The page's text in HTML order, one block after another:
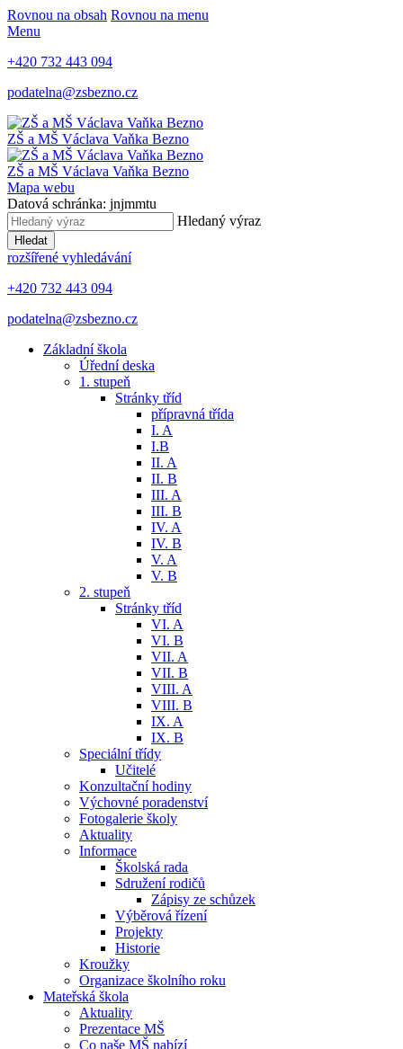
Rovnou na obsah Rovnou na menu
Menu
+420 732 443 094
podatelna@zsbezno.cz
ZŠ a MŠ Václava Vaňka Bezno
ZŠ a MŠ Václava Vaňka Bezno
Mapa webu
Datová schránka: jnjmmtu
Hledaný výraz
Hledat
rozšířené vyhledávání
+420 732 443 094
podatelna@zsbezno.cz
Základní škola
Úřední deska
1. stupeň
Stránky tříd
přípravná třída
I. A
I.B
II. A
II. B
III. A
III. B
IV. A
IV. B
V. A
V. B
2. stupeň
Stránky tříd
VI. A
VI. B
VII. A
VII. B
VIII. A
VIII. B
IX. A
IX. B
Speciální třídy
Učitelé
Konzultační hodiny
Výchovné poradenství
Fotogalerie školy
Aktuality
Informace
Školská rada
Sdružení rodičů
Zápisy ze schůzek
Výběrová řízení
Projekty
Historie
Kroužky
Organizace školního roku
Mateřská škola
Aktuality
Prezentace MŠ
Co naše MŠ nabízí